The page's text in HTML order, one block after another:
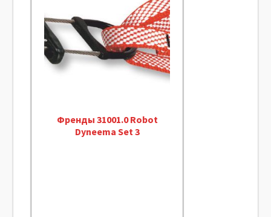
Френды 31001.0 Robot
Dyneema Set 3